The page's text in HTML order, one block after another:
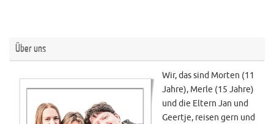
Über uns
Wir, das sind Morten (11
Jahre), Merle (15 Jahre)
und die Eltern Jan und
Geertje, reisen gern und